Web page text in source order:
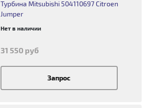
Турбина Mitsubishi 504110697 Citroen
Jumper
Нет в наличии
31 550 руб
Запрос